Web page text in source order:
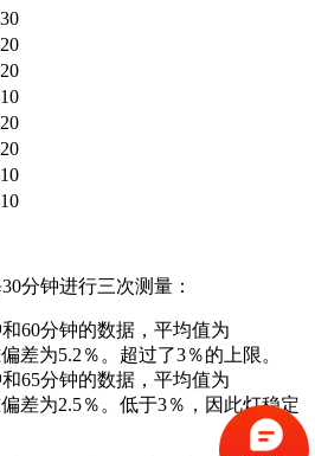
分钟进行三次测量：
60分钟的数据，平均值为
差为5.2％。超过了3％的上限。
65分钟的数据，平均值为
差为2.5％。低于3％，因此灯稳定